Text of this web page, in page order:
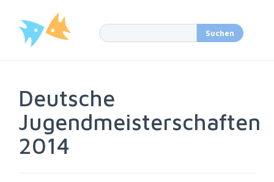
Deutsche
Jugendmeisterschaften
2014